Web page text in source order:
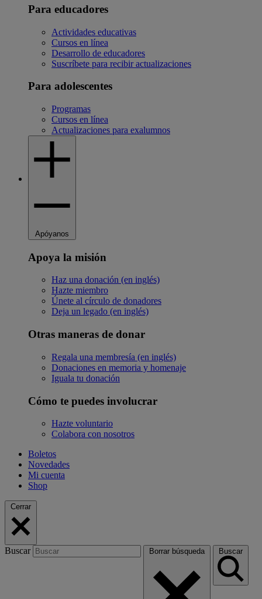
Para educadores
Actividades educativas
Cursos en línea
Desarrollo de educadores
Suscríbete para recibir actualizaciones
Para adolescentes
Programas
Cursos en línea
Actualizaciones para exalumnos
Apóyanos
Apoya la misión
Haz una donación (en inglés)
Hazte miembro
Únete al círculo de donadores
Deja un legado (en inglés)
Otras maneras de donar
Regala una membresía (en inglés)
Donaciones en memoria y homenaje
Iguala tu donación
Cómo te puedes involucrar
Hazte voluntario
Colabora con nosotros
Boletos
Novedades
Mi cuenta
Shop
Cerrar
Buscar Borrar búsqueda Buscar